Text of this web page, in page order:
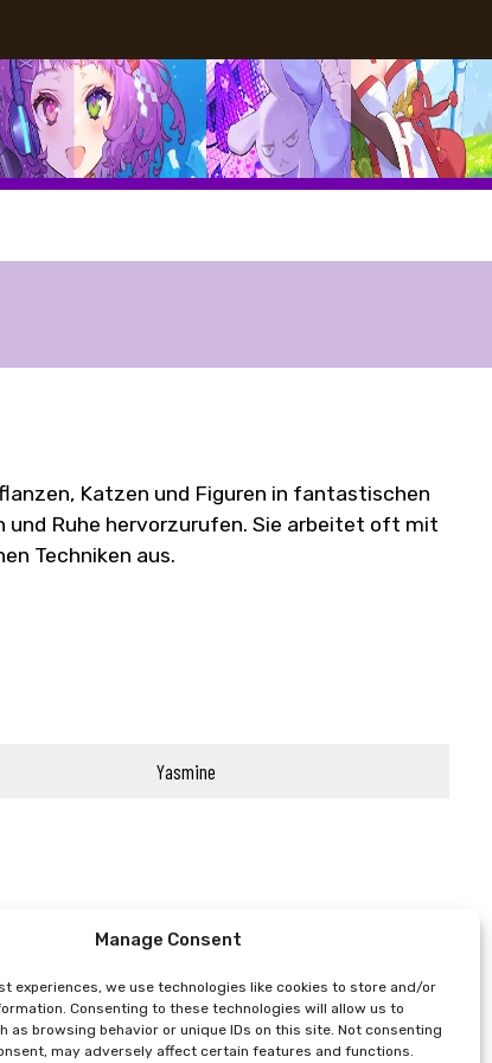
Manage Consent
experiences, we use technologies like cookies to store and/or
Consenting to these technologies will allow us to
as browsing behavior or unique IDs on this site. Not consenting
may adversely affect certain features and functions.
Katzen und Figuren in fantastischen
und Ruhe hervorzurufen. Sie arbeitet oft mit
Techniken aus.
Yasmine